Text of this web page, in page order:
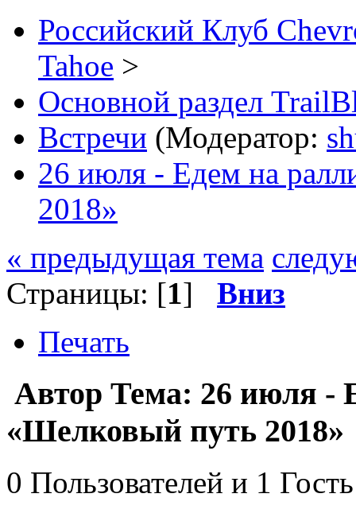
Российский Клуб
Tahoe >
Основной раздел
Встречи (Модератор:
26 июля - Едем на
2018»
« предыдущая тема
Страницы: [1] Вниз
Печать
Автор Тема: 26 июля -
«Шелковый путь 2018»
0 Пользователей и 1